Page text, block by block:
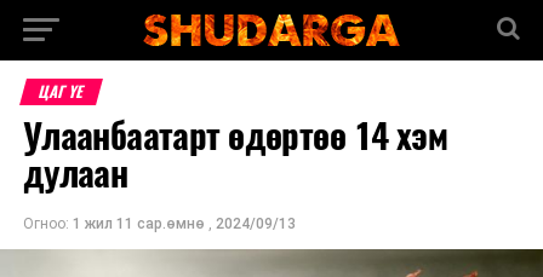
ЦАГ ҮЕ
Улаанбаатарт өдөртөө 14 хэм
дулаан
Огноо: 1 жил 11 сар.өмнө , 2024/09/13